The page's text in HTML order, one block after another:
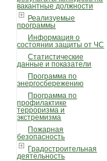
вакантные должности
Реализуемые
программы
Информация о
состоянии защиты от ЧС
Статистические
данные и показатели
Программа по
энергосбережению
Программа по
профилактике
терроризма и
экстремизма
Пожарная
безопасность
Градостроительная
деятельность